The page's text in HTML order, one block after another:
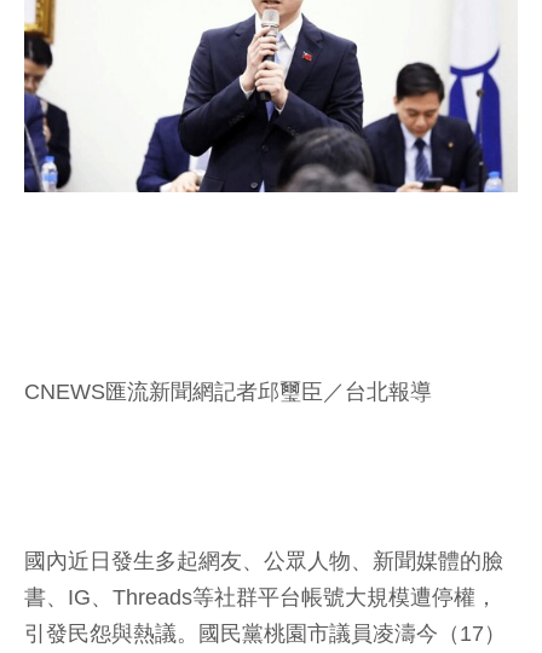
CNEWS匯流新聞網記者邱璽臣／台北報導
國內近日發生多起網友、公眾人物、新聞媒體的臉
書、IG、Threads等社群平台帳號大規模遭停權，
引發民怨與熱議。國民黨桃園市議員凌濤今（17）